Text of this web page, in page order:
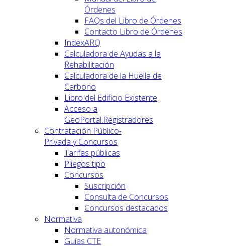
Órdenes
FAQs del Libro de Órdenes
Contacto Libro de Órdenes
IndexARQ
Calculadora de Ayudas a la
Rehabilitación
Calculadora de la Huella de
Carbono
Libro del Edificio Existente
Acceso a
GeoPortal.Registradores
Contratación Público-
Privada y Concursos
Tarifas públicas
Pliegos tipo
Concursos
Suscripción
Consulta de Concursos
Concursos destacados
Normativa
Normativa autonómica
Guías CTE